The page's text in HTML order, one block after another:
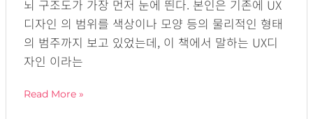
뇌 구조도가 가장 먼저 눈에 띈다. 본인은 기존에 UX
디자인 의 범위를 색상이나 모양 등의 물리적인 형태
의 범주까지 보고 있었는데, 이 책에서 말하는 UX디
자인 이라는
꿰
뚫
는
UX
자
Read More »